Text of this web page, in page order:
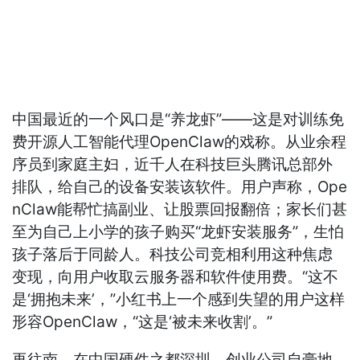
中国最近的一个风口是“养龙虾”——这是对训练免
费开源人工智能代理OpenClaw的戏称。从业余程
序员到家庭主妇，近千人在科技巨头腾讯总部外
排队，给自己的设备安装该软件。用户声称，Ope
nClaw能帮忙搞副业、让股票回报翻倍；家长们甚
至为自己上小学的孩子购买“龙虾安装服务”，生怕
孩子落后于同龄人。科技公司竞相利用这种焦虑
变现，向用户收取云服务器和软件使用费。“这不
是‘拥抱未来’，”小红书上一个感到失望的用户这样
形容OpenClaw，“这是‘被未来收割’。”